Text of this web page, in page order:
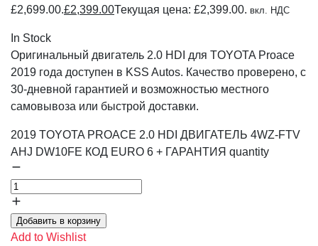
£2,699.00.£2,399.00Текущая цена: £2,399.00. вкл. НДС
In Stock
Оригинальный двигатель 2.0 HDI для TOYOTA Proace
2019 года доступен в KSS Autos. Качество проверено, с
30-дневной гарантией и возможностью местного
самовывоза или быстрой доставки.
2019 TOYOTA PROACE 2.0 HDI ДВИГАТЕЛЬ 4WZ-FTV
AHJ DW10FE КОД EURO 6 + ГАРАНТИЯ quantity
Добавить в корзину
Add to Wishlist